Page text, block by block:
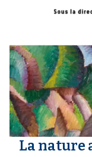
La nature